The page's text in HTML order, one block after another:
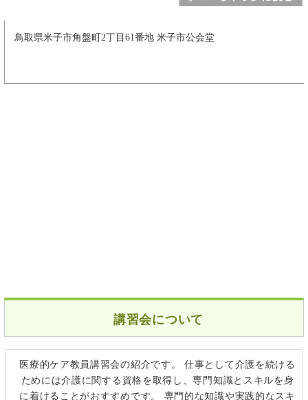
鳥取県米子市角盤町2丁目61番地 米子市公会堂
講習会について
医療的ケア教員講習会の紹介です。 仕事として介護を続ける
ためには介護に関する資格を取得し、専門知識とスキルを身
に着けることがおすすめです。 専門的な知識や実践的なスキ